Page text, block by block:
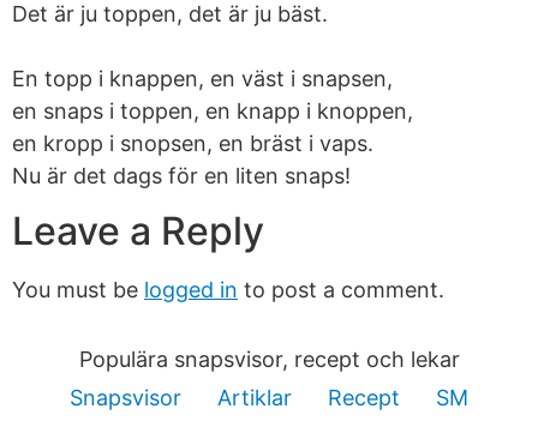
Det är ju toppen, det är ju bäst.
En topp i knappen, en väst i snapsen,
en snaps i toppen, en knapp i knoppen,
en kropp i snopsen, en bräst i vaps.
Nu är det dags för en liten snaps!
Leave a Reply
You must be logged in to post a comment.
Populära snapsvisor, recept och lekar
Snapsvisor
Artiklar Recept
SM